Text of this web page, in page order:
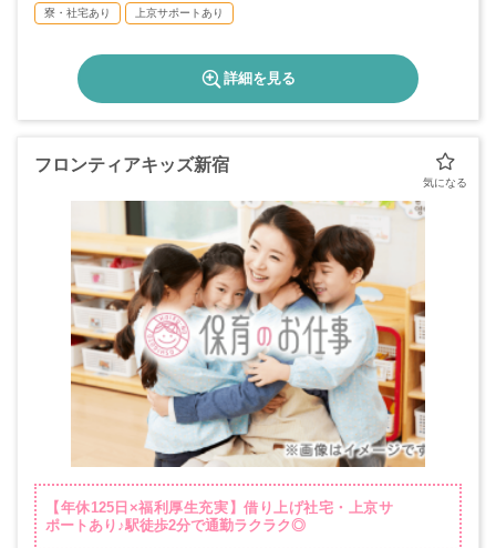
寮・社宅あり 上京サポートあり
詳細を見る
フロンティアキッズ新宿
【年休125日×福利厚生充実】借り上げ社宅・上京サ
ポートあり♪駅徒歩2分で通勤ラクラク◎